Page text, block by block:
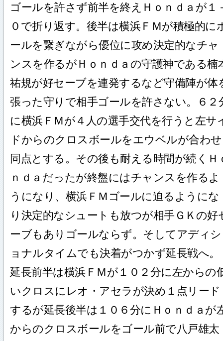
ゴールを許さず前半を終えＨｏｎｄａが１
０で折り返す。後半は横浜ＦＭが積極的に
ールを繋ぎながら優位に攻め決定的なチャ
ンスを作るがＨｏｎｄａの守護神である楠
祐規が好セーブを連発するなど守備陣が体
張った守りで相手ゴールを許さない。６２
に横浜ＦＭが４人の選手交代を行うと左サ
ドからのクロスボールをエウベルが合わせ
同点とする。その後も耐える時間が続くＨ
ｎｄａだったが終盤にはチャンスを作るよ
うになり、横浜ＦＭゴールに迫るようにな
り決定的なシュートも放つが相手ＧＫの好
ーブもありゴールならず。そしてアディシ
ョナルタイムでも決着がつかず延長戦へ。
延長前半は横浜ＦＭが１０２分に左からの
いクロスにレオ・アセラが決め１点リード
するが延長後半は１０６分にＨｏｎｄａが
からのクロスボールをゴール前で八戸雄太